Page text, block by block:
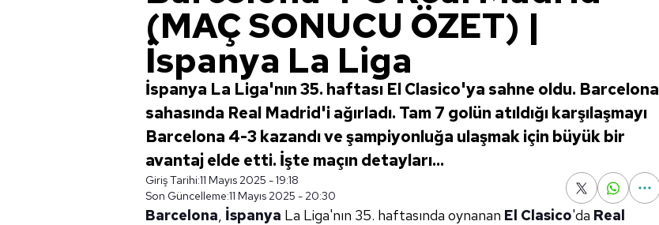
(MAÇ SONUCU ÖZET) |
İspanya La Liga
İspanya La Liga'nın 35. haftası El Clasico'ya sahne oldu. Barcelona
sahasında Real Madrid'i ağırladı. Tam 7 golün atıldığı karşılaşmayı
Barcelona 4-3 kazandı ve şampiyonluğa ulaşmak için büyük bir
avantaj elde etti. İşte maçın detayları...
Giriş Tarihi:11 Mayıs 2025 - 19:18
Son Güncelleme:11 Mayıs 2025 - 20:30
Barcelona, İspanya La Liga'nın 35. haftasında oynanan El Clasico'da Real